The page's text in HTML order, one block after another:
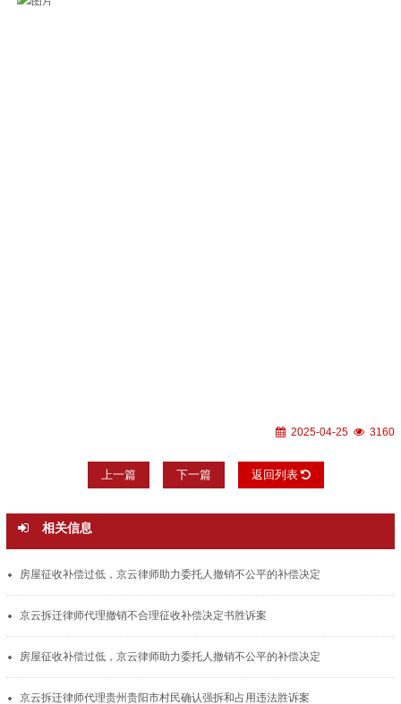
2025-04-25 3160
上一篇 下一篇 返回列表
相关信息
房屋征收补偿过低，京云律师助力委托人撤销不公平的补偿决定
京云拆迁律师代理撤销不合理征收补偿决定书胜诉案
房屋征收补偿过低，京云律师助力委托人撤销不公平的补偿决定
京云拆迁律师代理贵州贵阳市村民确认强拆和占用违法胜诉案